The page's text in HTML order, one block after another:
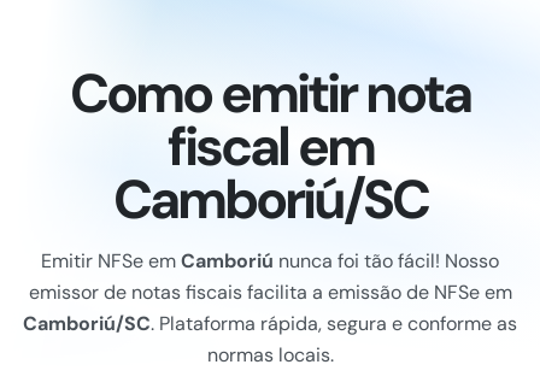
Como emitir nota
fiscal em
Camboriú/SC
Emitir NFSe emCamboriú nunca foi tão fácil! Nosso
emissor de notas fiscais facilita a emissão de NFSe em
Camboriú/SC. Plataforma rápida, segura e conforme as
normas locais.